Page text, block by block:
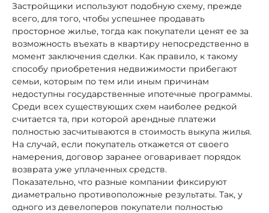
Застройщики используют подобную схему, прежде
всего, для того, чтобы успешнее продавать
просторное жилье, тогда как покупатели ценят ее за
возможность въехать в квартиру непосредственно в
момент заключения сделки. Как правило, к такому
способу приобретения недвижимости прибегают
семьи, которым по тем или иным причинам
недоступны государственные ипотечные программы.
Среди всех существующих схем наиболее редкой
считается та, при которой арендные платежи
полностью засчитываются в стоимость выкупа жилья.
На случай, если покупатель откажется от своего
намерения, договор заранее оговаривает порядок
возврата уже уплаченных средств.
Показательно, что разные компании фиксируют
диаметрально противоположные результаты. Так, у
одного из девелоперов покупатели полностью